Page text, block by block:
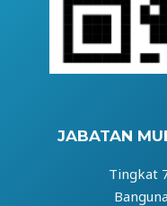
JABATAN
Tingkat